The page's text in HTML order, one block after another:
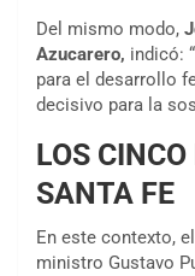
Del mismo modo,
Azucarero, indicó:
para el desarrollo
decisivo para la
LOS CINCO
SANTA FE
En este contexto,
ministro Gustavo